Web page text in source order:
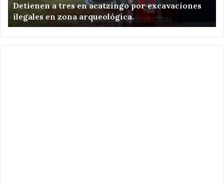
en
zona
arqueológica.
Detienen a tres en acatzingo por excavaciones
ilegales en zona arqueológica.
.